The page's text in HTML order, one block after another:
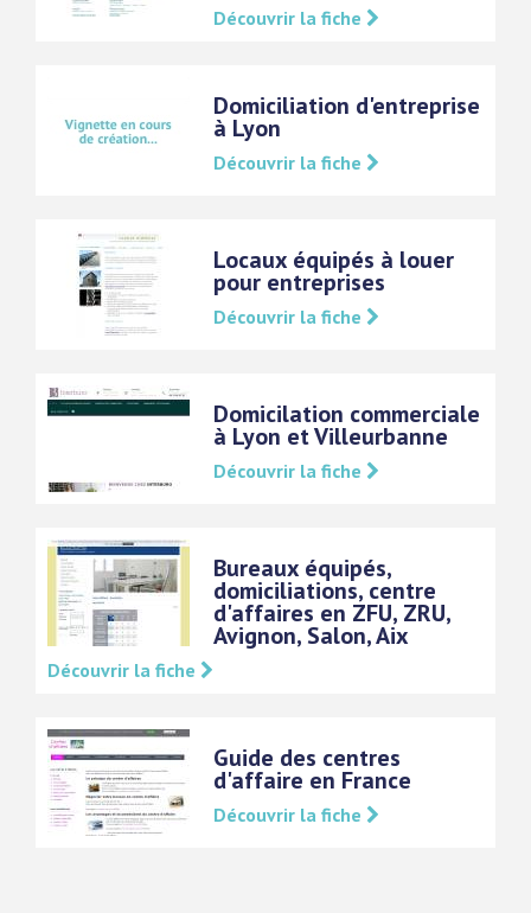
Découvrir la fiche
Domiciliation d'entreprise
à Lyon
Découvrir la fiche
Locaux équipés à louer
pour entreprises
Découvrir la fiche
Domicilation commerciale
à Lyon et Villeurbanne
Découvrir la fiche
Bureaux équipés,
domiciliations, centre
d'affaires en ZFU, ZRU,
Avignon, Salon, Aix
Découvrir la fiche
Guide des centres
d'affaire en France
Découvrir la fiche